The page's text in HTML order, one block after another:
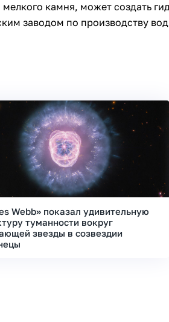
камня, может создать
заводом по производству
Webb» показал удивительную
туманности вокруг
звезды в созвездии